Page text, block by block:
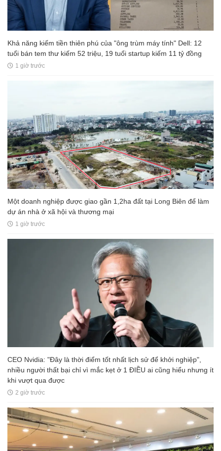
Khả năng kiếm tiền thiên phú của "ông trùm máy tính" Dell: 12
tuổi bán tem thư kiếm 52 triệu, 19 tuổi startup kiếm 11 tỷ đồng
1 giờ trước
Một doanh nghiệp được giao gần 1,2ha đất tại Long Biên để làm
dự án nhà ở xã hội và thương mại
1 giờ trước
CEO Nvidia: "Đây là thời điểm tốt nhất lịch sử để khởi nghiệp",
nhiều người thất bại chỉ vì mắc kẹt ở 1 ĐIỀU ai cũng hiểu nhưng ít
khi vượt qua được
2 giờ trước